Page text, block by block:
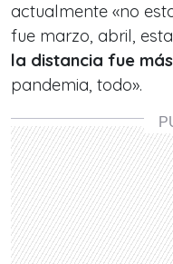
actualmente «no
fue marzo, abril,
la distancia fue
pandemia, todo».